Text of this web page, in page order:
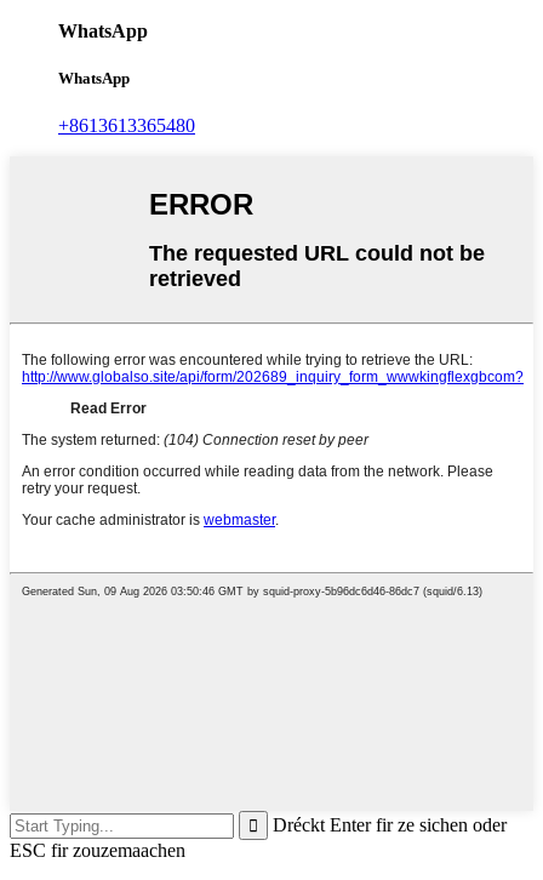
WhatsApp
WhatsApp
+8613613365480
Dréckt Enter fir ze sichen oder
ESC fir zouzemaachen